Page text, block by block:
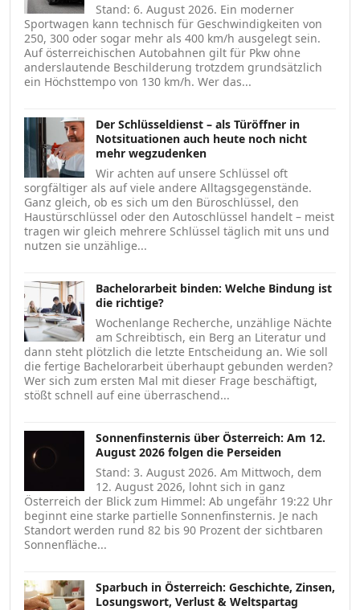
Stand: 6. August 2026. Ein moderner
Sportwagen kann technisch für Geschwindigkeiten von
250, 300 oder sogar mehr als 400 km/h ausgelegt sein.
Auf österreichischen Autobahnen gilt für Pkw ohne
anderslautende Beschilderung trotzdem grundsätzlich
ein Höchsttempo von 130 km/h. Wer das...
Der Schlüsseldienst – als Türöffner in
Notsituationen auch heute noch nicht
mehr wegzudenken
Wir achten auf unsere Schlüssel oft
sorgfältiger als auf viele andere Alltagsgegenstände.
Ganz gleich, ob es sich um den Büroschlüssel, den
Haustürschlüssel oder den Autoschlüssel handelt – meist
tragen wir gleich mehrere Schlüssel täglich mit uns und
nutzen sie unzählige...
Bachelorarbeit binden: Welche Bindung ist
die richtige?
Wochenlange Recherche, unzählige Nächte
am Schreibtisch, ein Berg an Literatur und
dann steht plötzlich die letzte Entscheidung an. Wie soll
die fertige Bachelorarbeit überhaupt gebunden werden?
Wer sich zum ersten Mal mit dieser Frage beschäftigt,
stößt schnell auf eine überraschend...
Sonnenfinsternis über Österreich: Am 12.
August 2026 folgen die Perseiden
Stand: 3. August 2026. Am Mittwoch, dem
12. August 2026, lohnt sich in ganz
Österreich der Blick zum Himmel: Ab ungefähr 19:22 Uhr
beginnt eine starke partielle Sonnenfinsternis. Je nach
Standort werden rund 82 bis 90 Prozent der sichtbaren
Sonnenfläche...
Sparbuch in Österreich: Geschichte, Zinsen,
Losungswort, Verlust & Weltspartag